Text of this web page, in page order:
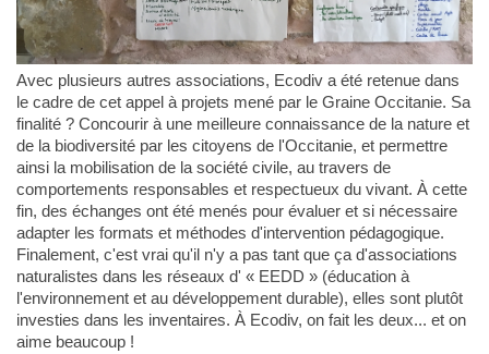
Avec plusieurs autres associations, Ecodiv a été retenue dans
le cadre de cet appel à projets mené par le Graine Occitanie. Sa
finalité ? Concourir à une meilleure connaissance de la nature et
de la biodiversité par les citoyens de l'Occitanie, et permettre
ainsi la mobilisation de la société civile, au travers de
comportements responsables et respectueux du vivant. À cette
fin, des échanges ont été menés pour évaluer et si nécessaire
adapter les formats et méthodes d'intervention pédagogique.
Finalement, c'est vrai qu'il n'y a pas tant que ça d'associations
naturalistes dans les réseaux d' « EEDD » (éducation à
l'environnement et au développement durable), elles sont plutôt
investies dans les inventaires. À Ecodiv, on fait les deux... et on
aime beaucoup !